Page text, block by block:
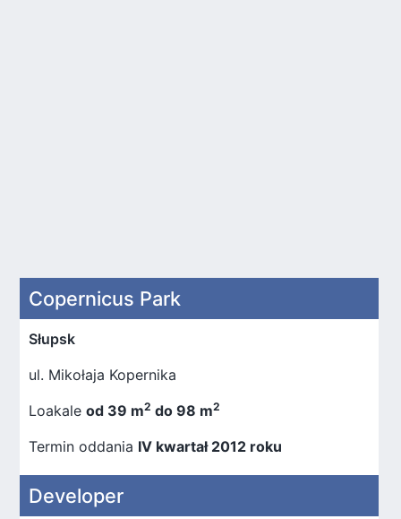
Copernicus Park
Słupsk
ul. Mikołaja Kopernika
Loakaleod 39 m2 do 98 m2
Termin oddania IV kwartał 2012 roku
Developer